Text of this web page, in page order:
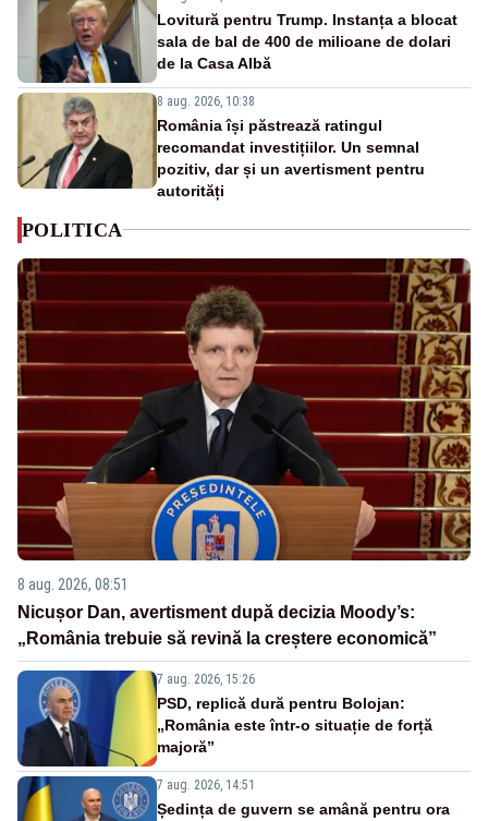
Lovitură pentru Trump. Instanța a blocat
sala de bal de 400 de milioane de dolari
de la Casa Albă
8 aug. 2026, 10:38
România își păstrează ratingul
recomandat investițiilor. Un semnal
pozitiv, dar și un avertisment pentru
autorități
POLITICA
8 aug. 2026, 08:51
Nicușor Dan, avertisment după decizia Moody’s:
„România trebuie să revină la creștere economică”
7 aug. 2026, 15:26
PSD, replică dură pentru Bolojan:
„România este într-o situație de forță
majoră”
7 aug. 2026, 14:51
Ședința de guvern se amână pentru ora